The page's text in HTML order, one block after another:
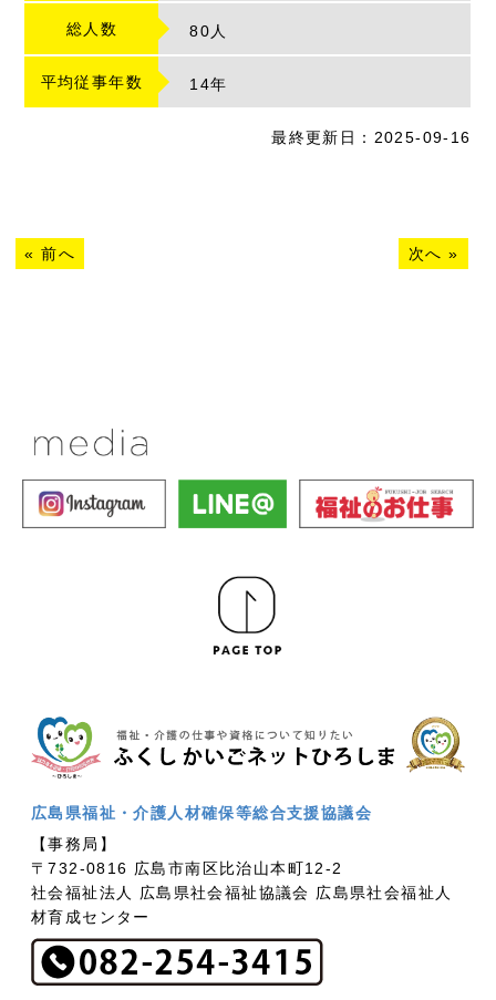
総人数 80人
平均従事年数 14年
最終更新日：2025-09-16
«前へ 次へ »
広島県福祉・介護人材確保等総合支援協議会
【事務局】
〒732-0816 広島市南区比治山本町12-2
社会福祉法人 広島県社会福祉協議会 広島県社会福祉人
材育成センター